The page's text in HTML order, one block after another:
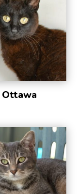
Ottawa